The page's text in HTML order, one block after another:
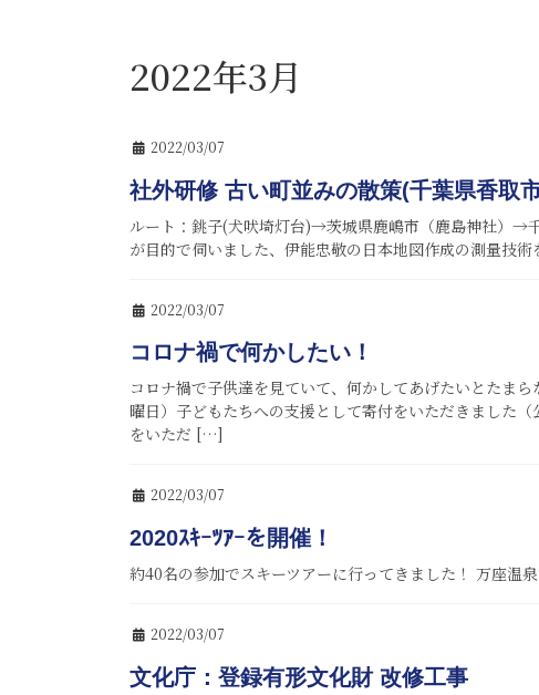
2022年3月
2022/03/07
社外研修 古い町並みの散策(千葉県香取
ルート：銚子(犬吠埼灯台)→茨城県鹿嶋市（鹿島神社）→
が目的で伺いました、伊能忠敬の日本地図作成の測量
2022/03/07
コロナ禍で何かしたい！
コロナ禍で子供達を見ていて、何かしてあげたいとたま
曜日）子どもたちへの支援として寄付をいただきました
をいただ […]
2022/03/07
2020ｽｷｰﾂｱｰを開催！
約40名の参加でスキーツアーに行ってきました！ 万座
2022/03/07
文化庁：登録有形文化財 改修工事